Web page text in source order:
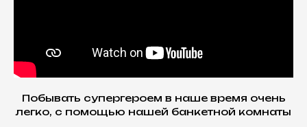
Побывать супергероем в наше время очень
легко, с помощью нашей банкетной комнаты